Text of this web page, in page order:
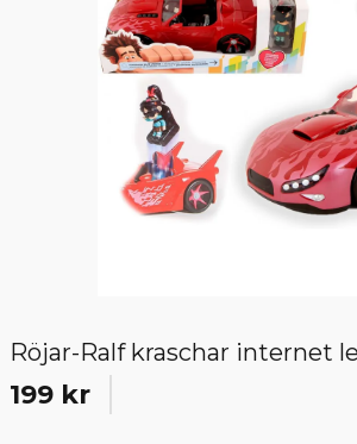
Röjar-Ralf kraschar internet
199 kr